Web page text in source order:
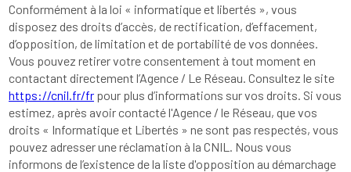
Conformément à la loi « informatique et libertés », vous
disposez des droits d’accès, de rectification, d’effacement,
d’opposition, de limitation et de portabilité de vos données.
Vous pouvez retirer votre consentement à tout moment en
contactant directement l’Agence / Le Réseau. Consultez le site
https://cnil.fr/fr pour plus d’informations sur vos droits. Si vous
estimez, après avoir contacté l'Agence / le Réseau, que vos
droits « Informatique et Libertés » ne sont pas respectés, vous
pouvez adresser une réclamation à la CNIL. Nous vous
informons de l’existence de la liste d'opposition au démarchage